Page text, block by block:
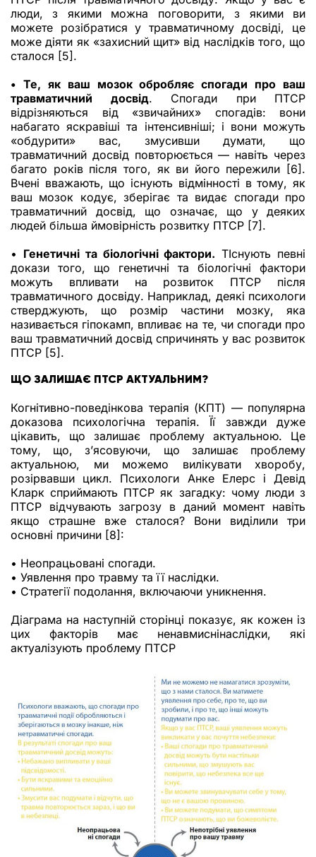
люди, з якими можна поговорити, з якими ви
можете розібратися у травматичному досвіді, це
може діяти як «захисний щит» від наслідків того, що
сталося [5].
• Те, як ваш мозок обробляє спогади про ваш
травматичний досвід. Спогади при ПТСР
відрізняються від «звичайних» спогадів: вони
набагато яскравіші та інтенсивніші; і вони можуть
«обдурити» вас, змусивши думати, що
травматичний досвід повторюється — навіть через
багато років після того, як ви його пережили [6].
Вчені вважають, що існують відмінності в тому, як
ваш мозок кодує, зберігає та видає спогади про
травматичний досвід, що означає, що у деяких
людей більша ймовірність розвитку ПТСР [7].
• Генетичні та біологічні фактори. TІснують певні
докази того, що генетичні та біологічні фактори
можуть впливати на розвиток ПТСР після
травматичного досвіду. Наприклад, деякі психологи
стверджують, що розмір частини мозку, яка
називається гіпокамп, впливає на те, чи спогади про
ваш травматичний досвід спричинять у вас розвиток
ПТСР [5].
ЩО ЗАЛИШАЄ ПТСР АКТУАЛЬНИМ?
Когнітивно-поведінкова терапія (КПТ) — популярна
доказова психологічна терапія. Її завжди дуже
цікавить, що залишає проблему актуальною. Це
тому, що, з’ясовуючи, що залишає проблему
актуальною, ми можемо вилікувати хворобу,
розірвавши цикл. Психологи Анке Елерс і Девід
Кларк сприймають ПТСР як загадку: чому люди з
ПТСР відчувають загрозу в даний момент навіть
якщо страшне вже сталося? Вони виділили три
основні причини [8]:
• Неопрацьовані спогади.
• Уявлення про травму та її наслідки.
• Стратегії подолання, включаючи уникнення.
Діаграма на наступній сторінці показує, як кожен із
цих факторів має ненавмиснінаслідки, які
актуалізують проблему ПТСР